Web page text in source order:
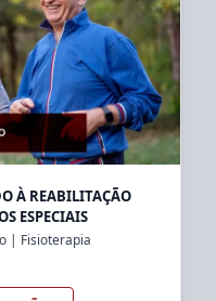
À REABILITAÇÃO
ESPECIAIS
| Fisioterapia